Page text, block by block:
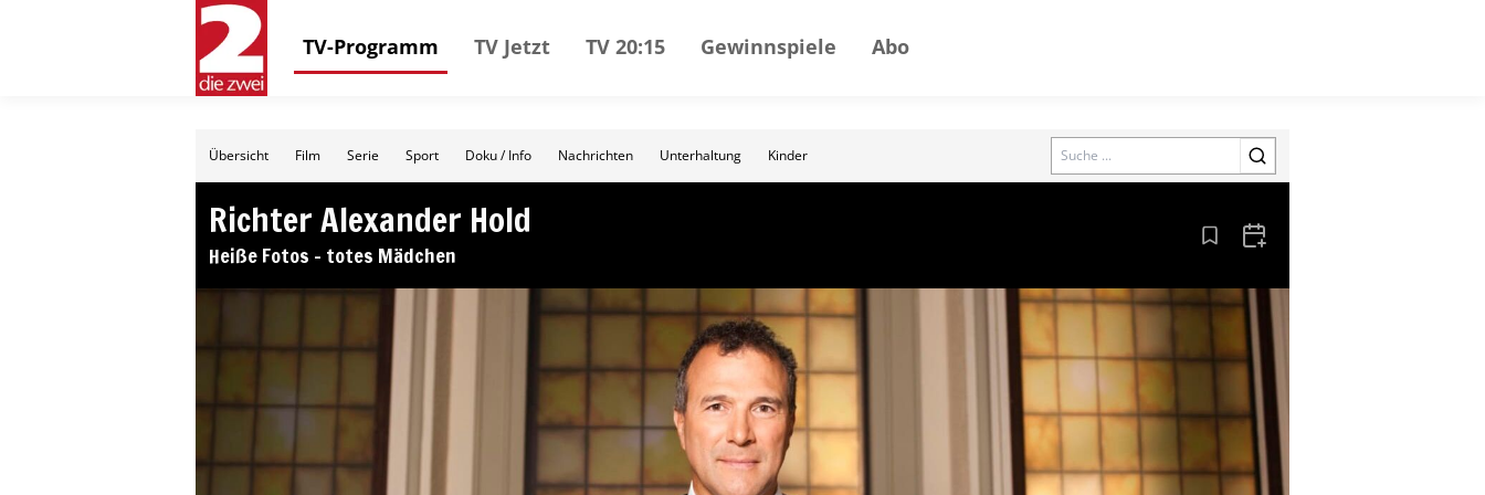
TV-Programm TV Jetzt TV 20:15 Gewinnspiele Abo
Übersicht Film Serie Sport Doku / Info Nachrichten Unterhaltung Kinder Search
Richter Alexander Hold
Heiße Fotos – totes Mädchen Aus den Lesezeichen entfernen
Zum Kalender hinzufügen